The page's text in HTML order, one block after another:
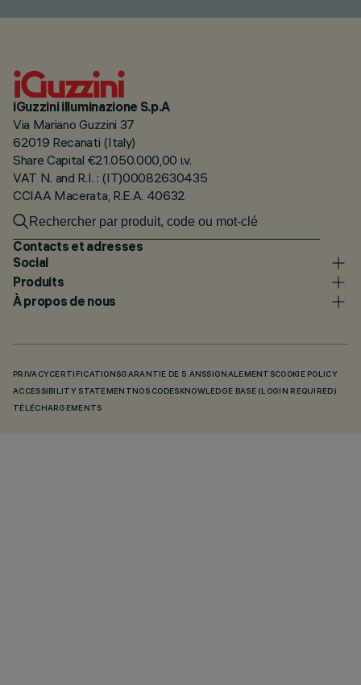
iGuzzini illuminazione S.p.A
Via Mariano Guzzini 37
62019 Recanati (Italy)
Share Capital €21.050.000,00 i.v.
VAT N. and R.I. : (IT)00082630435
CCIAA Macerata, R.E.A. 40632
Contacts et adresses
Social
Produits
À propos de nous
PRIVACY CERTIFICATIONSGARANTIE DE 5 ANSSIGNALEMENTSCOOKIE POLICY
ACCESSIBILITY STATEMENT NOS CODES KNOWLEDGE BASE (LOGIN REQUIRED)
TÉLÉCHARGEMENTS